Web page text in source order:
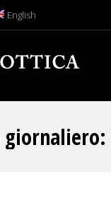
English
giornaliero: